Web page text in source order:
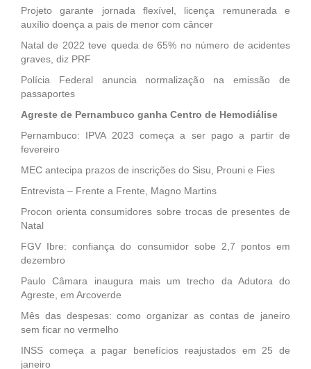
Projeto garante jornada flexível, licença remunerada e
auxílio doença a pais de menor com câncer
Natal de 2022 teve queda de 65% no número de acidentes
graves, diz PRF
Polícia Federal anuncia normalização na emissão de
passaportes
Agreste de Pernambuco ganha Centro de Hemodiálise
Pernambuco: IPVA 2023 começa a ser pago a partir de
fevereiro
MEC antecipa prazos de inscrições do Sisu, Prouni e Fies
Entrevista – Frente a Frente, Magno Martins
Procon orienta consumidores sobre trocas de presentes de
Natal
FGV Ibre: confiança do consumidor sobe 2,7 pontos em
dezembro
Paulo Câmara inaugura mais um trecho da Adutora do
Agreste, em Arcoverde
Mês das despesas: como organizar as contas de janeiro
sem ficar no vermelho
INSS começa a pagar benefícios reajustados em 25 de
janeiro